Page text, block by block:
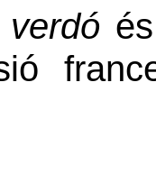
verdó